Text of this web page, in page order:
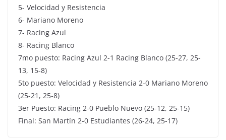
5- Velocidad y Resistencia
6- Mariano Moreno
7- Racing Azul
8- Racing Blanco
7mo puesto: Racing Azul 2-1 Racing Blanco (25-27, 25-
13, 15-8)
5to puesto: Velocidad y Resistencia 2-0 Mariano Moreno
(25-21, 25-8)
3er Puesto: Racing 2-0 Pueblo Nuevo (25-12, 25-15)
Final: San Martín 2-0 Estudiantes (26-24, 25-17)